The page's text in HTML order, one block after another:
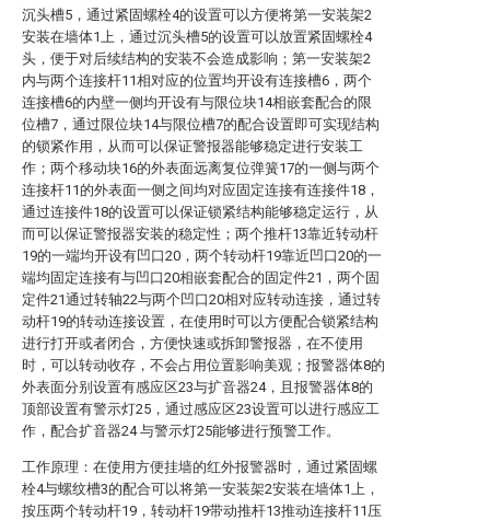
沉头槽5，通过紧固螺栓4的设置可以方便将第一安装架2
安装在墙体1上，通过沉头槽5的设置可以放置紧固螺栓4
头，便于对后续结构的安装不会造成影响；第一安装架2
内与两个连接杆11相对应的位置均开设有连接槽6，两个
连接槽6的内壁一侧均开设有与限位块14相嵌套配合的限
位槽7，通过限位块14与限位槽7的配合设置即可实现结构
的锁紧作用，从而可以保证警报器能够稳定进行安装工
作；两个移动块16的外表面远离复位弹簧17的一侧与两个
连接杆11的外表面一侧之间均对应固定连接有连接件18，
通过连接件18的设置可以保证锁紧结构能够稳定运行，从
而可以保证警报器安装的稳定性；两个推杆13靠近转动杆
19的一端均开设有凹口20，两个转动杆19靠近凹口20的一
端均固定连接有与凹口20相嵌套配合的固定件21，两个固
定件21通过转轴22与两个凹口20相对应转动连接，通过转
动杆19的转动连接设置，在使用时可以方便配合锁紧结构
进行打开或者闭合，方便快速或拆卸警报器，在不使用
时，可以转动收存，不会占用位置影响美观；报警器体8的
外表面分别设置有感应区23与扩音器24，且报警器体8的
顶部设置有警示灯25，通过感应区23设置可以进行感应工
作，配合扩音器24 与警示灯25能够进行预警工作。
工作原理：在使用方便挂墙的红外报警器时，通过紧固螺
栓4与螺纹槽3的配合可以将第一安装架2安装在墙体1上，
按压两个转动杆19，转动杆19带动推杆13推动连接杆11压